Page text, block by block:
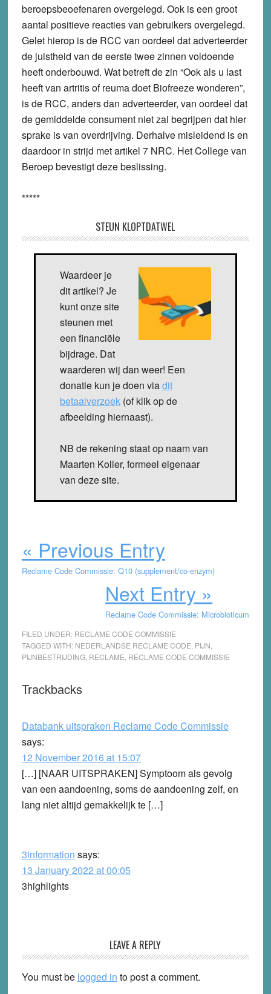
beroepsbeoefenaren overgelegd. Ook is een groot
aantal positieve reacties van gebruikers overgelegd.
Gelet hierop is de RCC van oordeel dat adverteerder
de juistheid van de eerste twee zinnen voldoende
heeft onderbouwd. Wat betreft de zin “Ook als u last
heeft van artritis of reuma doet Biofreeze wonderen”,
is de RCC, anders dan adverteerder, van oordeel dat
de gemiddelde consument niet zal begrijpen dat hier
sprake is van overdrijving. Derhalve misleidend is en
daardoor in strijd met artikel 7 NRC. Het College van
Beroep bevestigt deze beslissing.
*****
STEUN KLOPTDATWEL
Waardeer je
dit artikel? Je
kunt onze site
steunen met
een financiële
bijdrage. Dat
waarderen wij dan weer! Een
donatie kun je doen viadit
betaalverzoek(of klik op de
afbeelding hiernaast).
NB de rekening staat op naam van
Maarten Koller, formeel eigenaar
van deze site.
« Previous Entry
Reclame Code Commissie: Q10 (supplement/co-enzym)
Next Entry »
Reclame Code Commissie: Microbioticum
FILED UNDER: RECLAME CODE COMMISSIE
TAGGED WITH: NEDERLANDSE RECLAME CODE PIJN
PIJNBESTRIJDING, RECLAME RECLAME CODE COMMISSIE
Reader
Trackbacks
Databank uitspraken Reclame Code Commissie
says:
12 November 2016 at 15:07
[…] [NAAR UITSPRAKEN] Symptoom als gevolg
van een aandoening, soms de aandoening zelf, en
lang niet altijd gemakkelijk te […]
3information says:
13 January 2022 at 00:05
3highlights
LEAVE A REPLY
You must be logged in to post a comment.